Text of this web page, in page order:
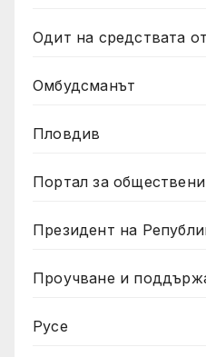
Одит на средствата
Омбудсманът
Пловдив
Портал за
Президент на
Проучване и
Русе